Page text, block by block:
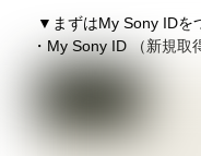
▼ まずはMy Sony IDを
・My Sony ID （新規取